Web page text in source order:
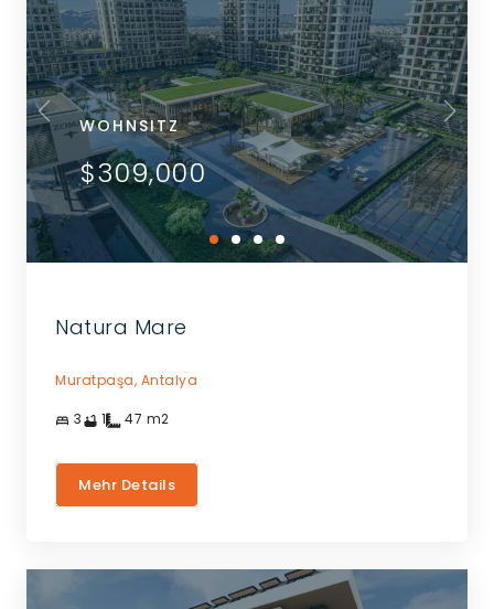
WOHNSITZ
$309,000
Natura Mare
Muratpaşa, Antalya
3 1 47 m2
Mehr Details